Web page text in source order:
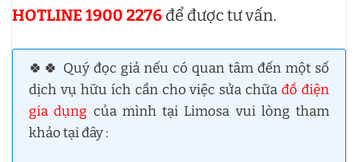
HOTLINE 1900 2276 để được tư vấn.
🍀🍀 Quý đọc giả nếu có quan tâm đến một số
dịch vụ hữu ích cần cho việc sửa chữađồ điện
gia dụng của mình tại Limosa vui lòng tham
khảo tại đây :